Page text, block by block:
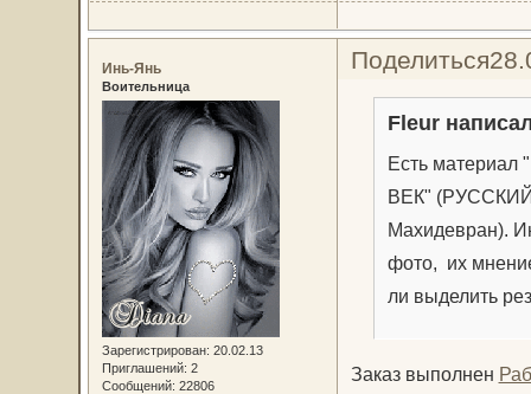
Поделиться
Инь-Янь
Воительница
Зарегистрирован: 20.02.13
Приглашений: 2
Сообщений: 22806
Fleur
Есть
ВЕК"
Махидевран).
фото, их
ли выделить
Заказ выполнен